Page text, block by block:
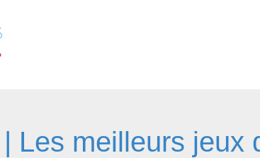
Les meilleurs